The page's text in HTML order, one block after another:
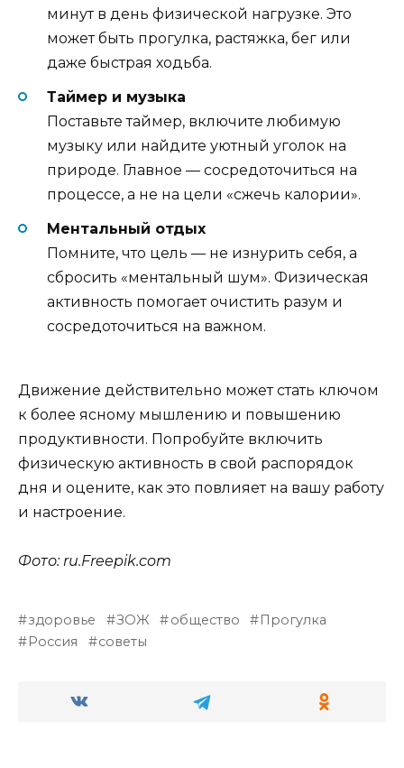
минут в день физической нагрузке. Это
может быть прогулка, растяжка, бег или
даже быстрая ходьба.
Таймер и музыка
Поставьте таймер, включите любимую
музыку или найдите уютный уголок на
природе. Главное — сосредоточиться на
процессе, а не на цели «сжечь калории».
Ментальный отдых
Помните, что цель — не изнурить себя, а
сбросить «ментальный шум». Физическая
активность помогает очистить разум и
сосредоточиться на важном.
Движение действительно может стать ключом
к более ясному мышлению и повышению
продуктивности. Попробуйте включить
физическую активность в свой распорядок
дня и оцените, как это повлияет на вашу работу
и настроение.
Фото: ru.Freepik.com
здоровье ЗОЖ общество
Прогулка
Россия
советы